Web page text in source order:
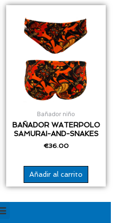
Bañador niño
BAÑADOR WATERPOLO
SAMURAI-AND-SNAKES
€36.00
Añadir al carrito
Menú